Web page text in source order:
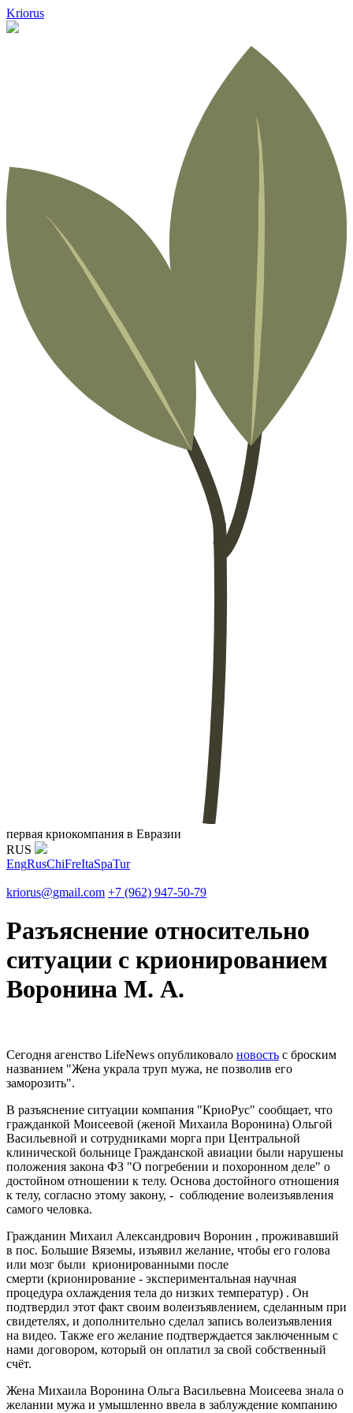
Kriorus
первая криокомпания в Евразии
RUS
EngRusChiFreItaSpaTur
kriorus@gmail.com +7 (962) 947-50-79
Разъяснение относительно
ситуации с крионированием
Воронина М. А.
Сегодня агенство LifeNews опубликовало новость с броским
названием "Жена украла труп мужа, не позволив его
заморозить".
В разъяснение ситуации компания "КриоРус" сообщает, что
гражданкой Моисеевой (женой Михаила Воронина) Ольгой
Васильевной и сотрудниками морга при Центральной
клинической больнице Гражданской авиации были нарушены
положения закона ФЗ "О погребении и похоронном деле" о
достойном отношении к телу. Основа достойного отношения
к телу, согласно этому закону, - соблюдение волеизъявления
самого человка.
Гражданин Михаил Александрович Воронин , проживавший
в пос. Большие Вяземы, изъявил желание, чтобы его голова
или мозг были крионированными после
смерти (крионирование - экспериментальная научная
процедура охлаждения тела до низких температур) . Он
подтвердил этот факт своим волеизъявлением, сделанным при
свидетелях, и дополнительно сделал запись волеизъявления
на видео. Также его желание подтверждается заключенным с
нами договором, который он оплатил за свой собственный
счёт.
Жена Михаила Воронина Ольга Васильевна Моисеева знала о
желании мужа и умышленно ввела в заблуждение компанию